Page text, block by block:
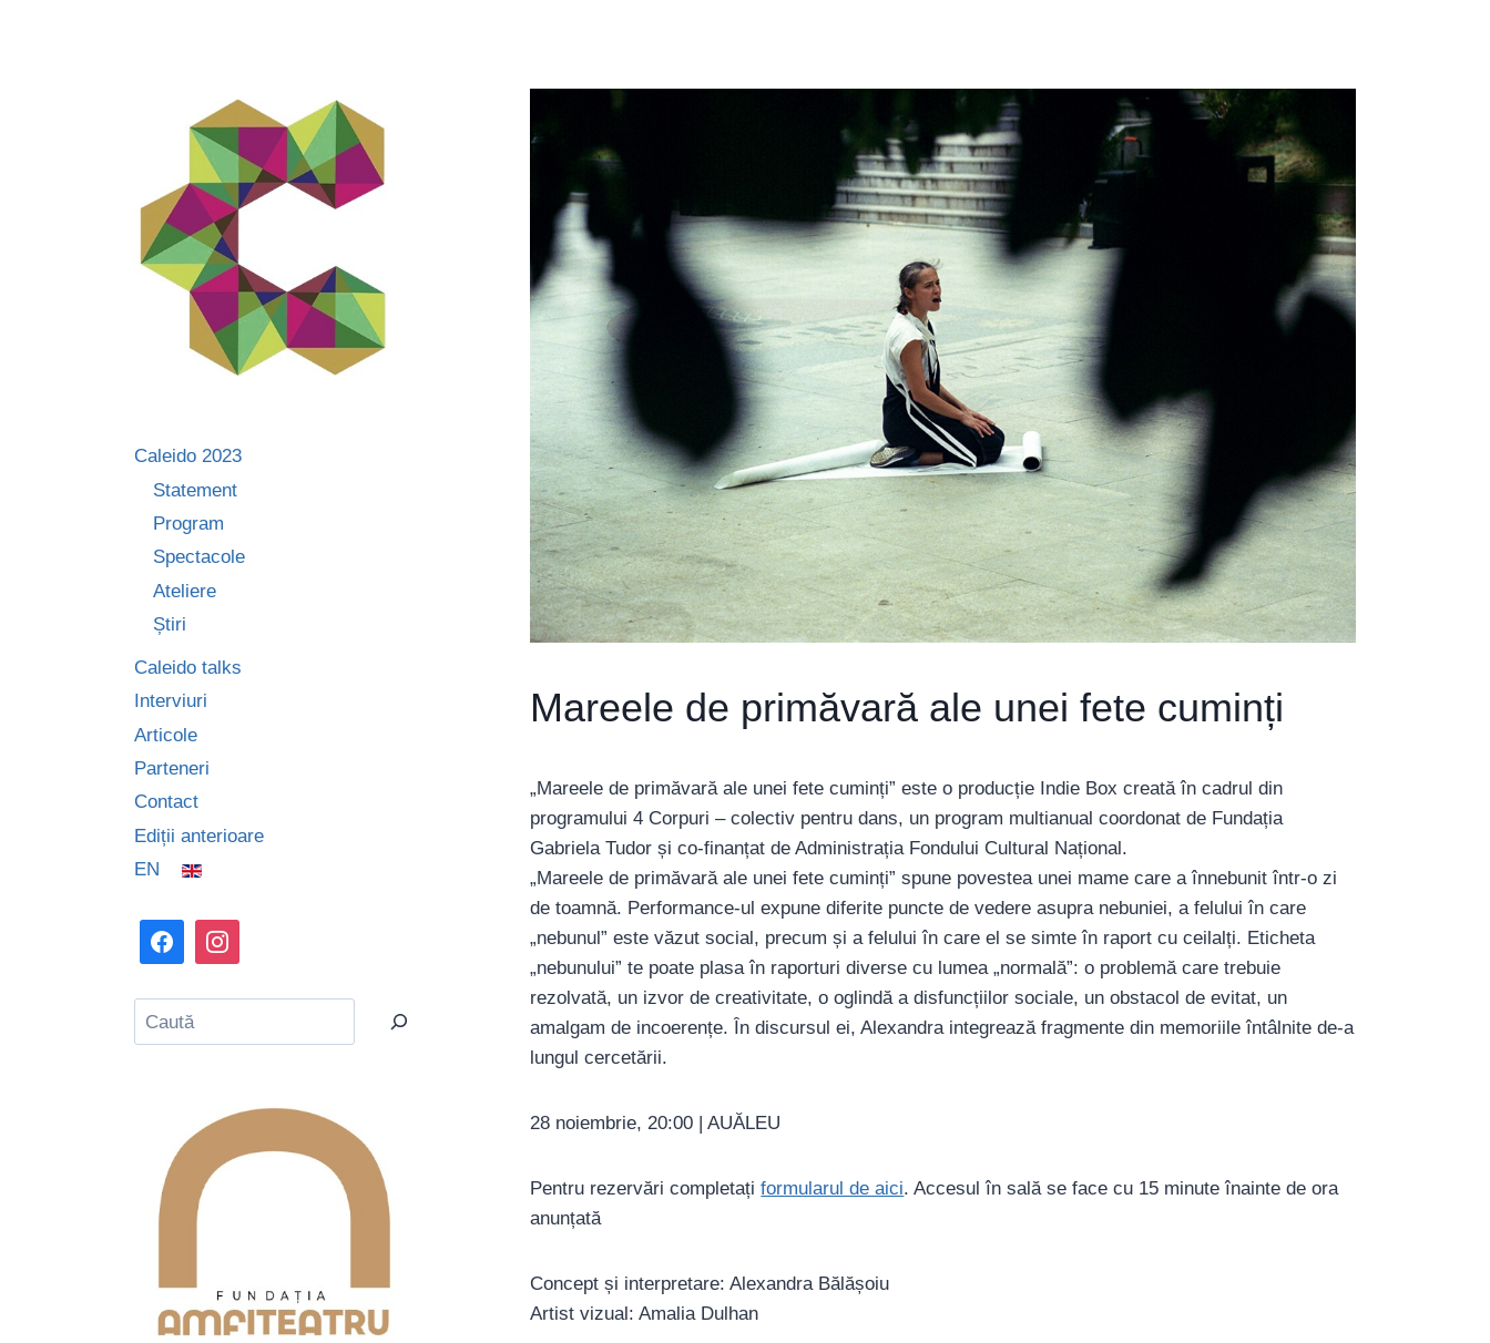
Mareele de primăvară ale unei fete cuminți
„Mareele de primăvară ale unei fete cuminți” este o producție Indie Box creată în cadrul din
programului 4 Corpuri – colectiv pentru dans, un program multianual coordonat de Fundația
Gabriela Tudor și co-finanțat de Administrația Fondului Cultural Național.
„Mareele de primăvară ale unei fete cuminți” spune povestea unei mame care a înnebunit într-o zi
de toamnă. Performance-ul expune diferite puncte de vedere asupra nebuniei, a felului în care
„nebunul” este văzut social, precum și a felului în care el se simte în raport cu ceilalți. Eticheta
„nebunului” te poate plasa în raporturi diverse cu lumea „normală”: o problemă care trebuie
rezolvată, un izvor de creativitate, o oglindă a disfuncțiilor sociale, un obstacol de evitat, un
amalgam de incoerențe. În discursul ei, Alexandra integrează fragmente din memoriile întâlnite de-a
lungul cercetării.
28 noiembrie, 20:00 | AUĂLEU
Pentru rezervări completațiformularul de aici. Accesul în sală se face cu 15 minute înainte de ora
anunțată
Concept și interpretare: Alexandra Bălășoiu
Artist vizual: Amalia Dulhan
Caleido 2023
Statement
Program
Spectacole
Ateliere
Știri
Caleido talks
Interviuri
Articole
Parteneri
Contact
Ediții anterioare
EN
Caută